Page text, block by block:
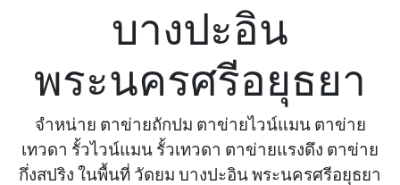
บางปะอิน
พระนครศรีอยุธยา
จำหน่าย ตาข่ายถักปม ตาข่ายไวน์แมน ตาข่าย
เทวดา รั้วไวน์แมน รั้วเทวดา ตาข่ายแรงดึง ตาข่าย
กึ่งสปริง ในพื้นที่ วัดยม บางปะอิน พระนครศรีอยุธยา